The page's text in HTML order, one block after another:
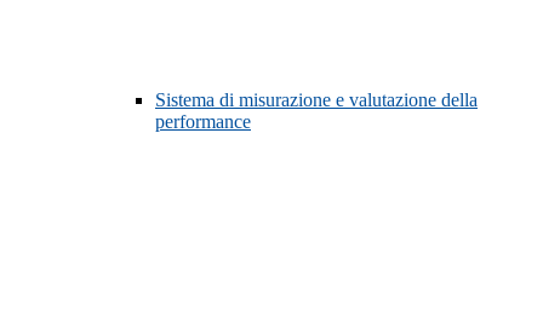
Sistema di misurazione e valutazione della
performance